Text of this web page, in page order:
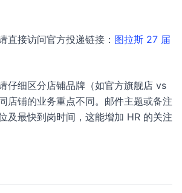
直接访问官方投递链接： 图拉斯 27 届
仔细区分店铺品牌（如官方旗舰店 vs
店铺的业务重点不同。邮件主题或备注
及最快到岗时间，这能增加 HR 的关注